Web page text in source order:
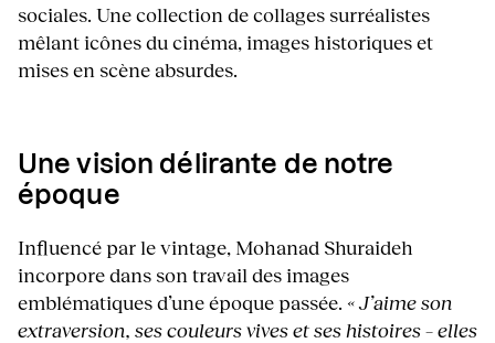
sociales. Une collection de collages surréalistes
mêlant icônes du cinéma, images historiques et
mises en scène absurdes.
Une vision délirante de notre
époque
Influencé par le vintage, Mohanad Shuraideh
incorpore dans son travail des images
emblématiques d’une époque passée. « J’aime son
extraversion, ses couleurs vives et ses histoires – elles